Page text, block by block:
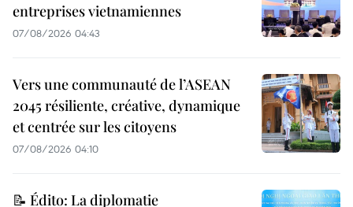
entreprises vietnamiennes
07/08/2026 04:43
Vers une communauté de l’ASEAN
2045 résiliente, créative, dynamique
et centrée sur les citoyens
07/08/2026 04:10
📝 Édito: La diplomatie